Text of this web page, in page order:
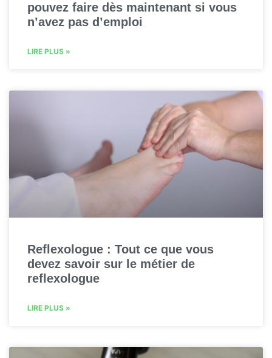
pouvez faire dès maintenant si vous
n’avez pas d’emploi
LIRE PLUS »
Reflexologue : Tout ce que vous
devez savoir sur le métier de
reflexologue
LIRE PLUS »